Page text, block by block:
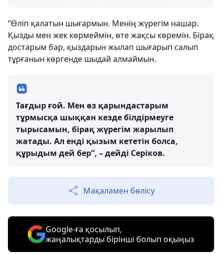
“Өліп қалатын шығармын. Менің жүрегім нашар.
Қызды мен жек көрмеймін, өте жақсы көремін. Бірақ
достарым бар, қыздарын жылап шығарып салып
тұрғанын көргенде шыдай алмаймын.
Тағдыр ғой. Мен өз қарындастарым
тұрмысқа шыққан кезде білдірмеуге
тырысамын, бірақ жүрегім жарылып
жатады. Ал енді қызым кететін болса,
құрыдым дей бер”, – дейді Серіков.
Мақаламен бөлісу
Google-ға қосылып,
жаңалықтарды бірінші болып оқыңыз